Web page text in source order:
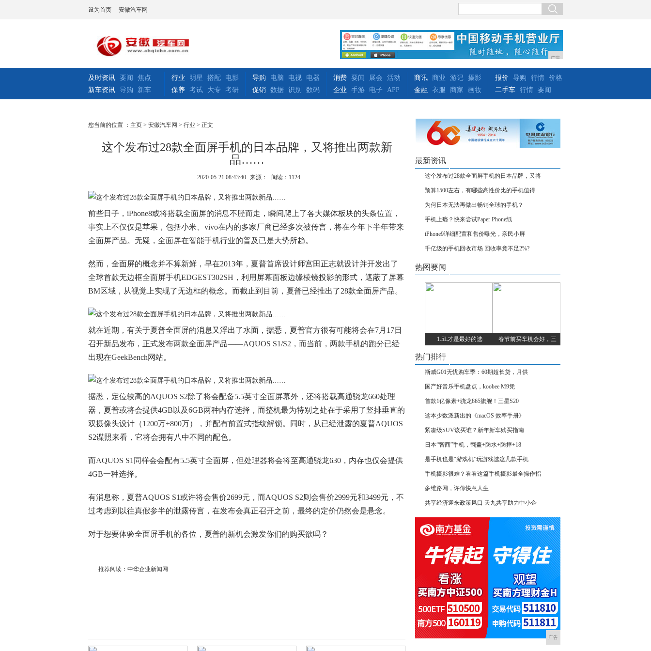
设为首页 安徽汽车网
广告
及时资讯 要闻
焦点
新车资讯 导购 新车
行业 明星 搭配
电影
保养 考试 大专 考研
导购 电脑 电视
电器
促销
数据 识别 数码
消费 要闻 展会
活动
企业
手游 电子 APP
商讯 商业 游记 摄影
金融
衣服 商家 画妆
报价 导购 行情 价格
二手车 行情 要闻
您当前的位置 ： 主页 > 安徽汽车网 > 行业 > 正文
这个发布过28款全面屏手机的日本品牌，又将推出两款新
品……
2020-05-21 08:43:40 来源： 阅读：1124
前些日子，iPhone8或将搭载全面屏的消息不胫而走，瞬间爬上了各大媒体板块的头条位置，
事实上不仅仅是苹果，包括小米、vivo在内的多家厂商已经多次被传言，将在今年下半年带来
全面屏产品。无疑，全面屏在智能手机行业的普及已是大势所趋。
然而，全面屏的概念并不算新鲜，早在2013年，夏普首席设计师宫田正志就设计并开发出了
全球首款无边框全面屏手机EDGEST302SH，利用屏幕面板边缘棱镜投影的形式，遮蔽了屏幕
BM区域，从视觉上实现了无边框的概念。而截止到目前，夏普已经推出了28款全面屏产品。
就在近期，有关于夏普全面屏的消息又浮出了水面，据悉，夏普官方很有可能将会在7月17日
召开新品发布，正式发布两款全面屏产品——AQUOS S1/S2，而当前，两款手机的跑分已经
出现在GeekBench网站。
据悉，定位较高的AQUOS S2除了将会配备5.5英寸全面屏幕外，还将搭载高通骁龙660处理
器，夏普或将会提供4GB以及6GB两种内存选择，而整机最为特别之处在于采用了竖排垂直的
双摄像头设计（1200万+800万），并配有前置式指纹解锁。同时，从已经泄露的夏普AQUOS
S2谍照来看，它将会拥有八中不同的配色。
而AQUOS S1同样会会配有5.5英寸全面屏，但处理器将会将至高通骁龙630，内存也仅会提供
4GB一种选择。
有消息称，夏普AQUOS S1或许将会售价2699元，而AQUOS S2则会售价2999元和3499元，不
过考虑到以往真假参半的泄露传言，在发布会真正召开之前，最终的定价仍然会是悬念。
对于想要体验全面屏手机的各位，夏普的新机会激发你们的购买欲吗？
推荐阅读： 中华企业新闻网
最新资讯
这个发布过28款全面屏手机的日本品牌，又将
预算1500左右，有哪些高性价比的手机值得
为何日本无法再做出畅销全球的手机？
手机上瘾？快来尝试Paper Phone纸
iPhone9详细配置和售价曝光，亲民小屏
千亿级的手机回收市场 回收率竟不足2%?
热图要闻
1.5L才是最好的选 春节前买车机会好，三
热门排行
斯威G01无忧购车季：60期超长贷，月供
国产好音乐手机盘点，koobee M9凭
首款1亿像素+骁龙865旗舰！三星S20
这本少数派新出的《macOS 效率手册》
紧凑级SUV该买谁？新年新车购买指南
日本“智商”手机，翻盖+防水+防摔+18
是手机也是“游戏机”玩游戏选这几款手机
手机摄影很难？看看这篇手机摄影最全操作指
多维路网，许你快意人生
共享经济迎来政策风口 天九共享助力中小企
广告